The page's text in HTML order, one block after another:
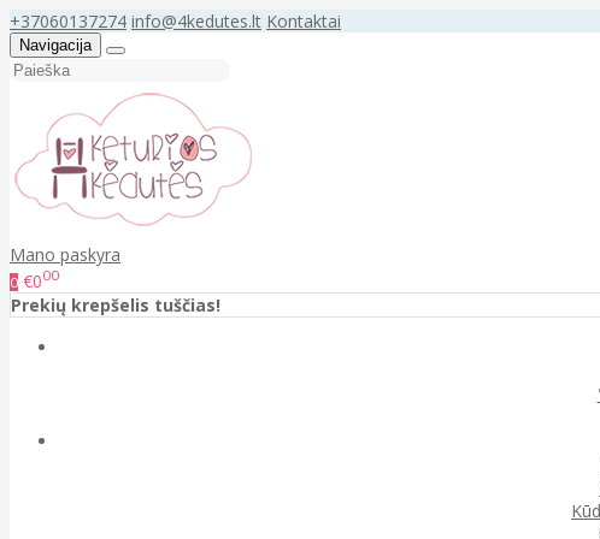
+37060137274 info@4kedutes.lt Kontaktai
Navigacija
Mano paskyra
0 €000
Prekių krepšelis tuščias!